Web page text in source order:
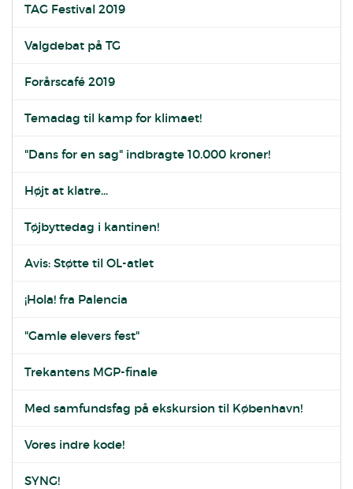
TAG Festival 2019
Valgdebat på TG
Forårscafé 2019
Temadag til kamp for klimaet!
"Dans for en sag" indbragte 10.000 kroner!
Højt at klatre...
Tøjbyttedag i kantinen!
Avis: Støtte til OL-atlet
¡Hola! fra Palencia
"Gamle elevers fest"
Trekantens MGP-finale
Med samfundsfag på ekskursion til København!
Vores indre kode!
SYNG!